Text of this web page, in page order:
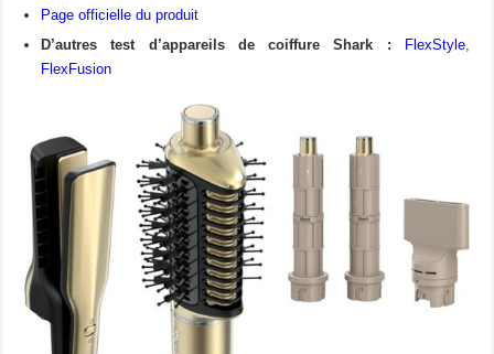
Page officielle du produit
D’autres test d’appareils de coiffure Shark :
FlexStyle,
FlexFusion